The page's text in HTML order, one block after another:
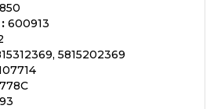
600913
5815202369